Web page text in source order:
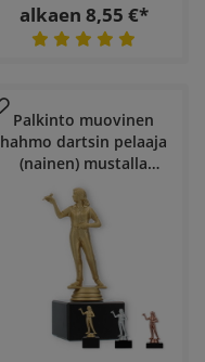
alkaen 8,55 €*
Palkinto muovinen
hahmo dartsin pelaaja
(nainen) mustalla
marmoripohjalla